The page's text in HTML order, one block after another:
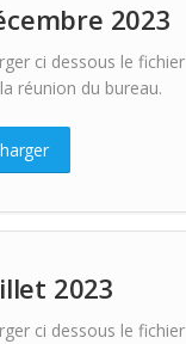
2023
ci dessous le fichier
réunion du bureau.
2023
ci dessous le fichier